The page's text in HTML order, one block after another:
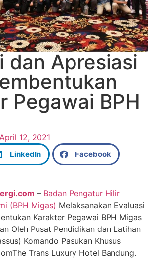
dan Apresiasi
Pegawai BPH
April 12, 2021
LinkedIn Facebook
– Badan Pengatur Hilir
(BPH Migas) Melaksanakan Evaluasi
Karakter Pegawai BPH Migas
Oleh Pusat Pendidikan dan Latihan
Komando Pasukan Khusus
Trans Luxury Hotel Bandung.